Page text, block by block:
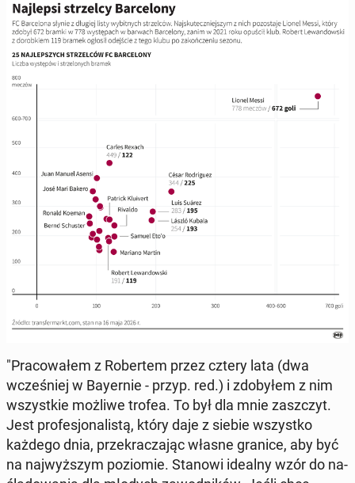
"Pra­co­wa­łem z Ro­ber­tem przez cztery lata (dwa
wcze­śniej w Bay­er­nie - przyp. red.) i zdo­by­łem z nim
wszyst­kie możliwe trofea. To był dla mnie za­szczyt.
Jest pro­fe­sjo­na­li­stą, który daje z siebie wszyst­ko
każdego dnia, prze­kra­cza­jąc własne granice, aby być
na naj­wyż­szym po­zio­mie. Stanowi idealny wzór do na­